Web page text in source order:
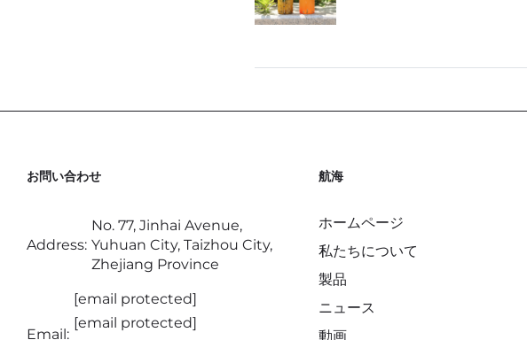
お問い合わせ
Address:
No. 77, Jinhai Avenue,
Yuhuan City, Taizhou City,
Zhejiang Province
Email:
[email protected]
[email protected]
航海
ホームページ
私たちについて
製品
ニュース
動画